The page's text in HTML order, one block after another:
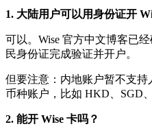
1. 大陆用户可以用身份证开
可以。Wise 官方中文博客已
民身份证完成验证并开户。
但要注意：内地账户暂不支
币种账户，比如 HKD、SGD、
2. 能开 Wise 卡吗？